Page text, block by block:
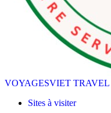
VOYAGESVIET TRAVEL
Sites à visiter